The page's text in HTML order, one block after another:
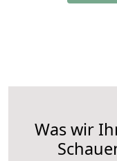
Was wir